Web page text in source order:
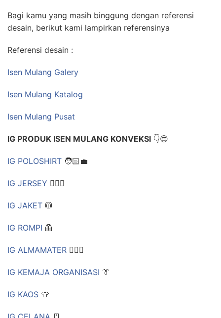
Bagi kamu yang masih binggung dengan referensi
desain, berikut kami lampirkan referensinya
Referensi desain :
Isen Mulang Galery
Isen Mulang Katalog
Isen Mulang Pusat
IG PRODUK ISEN MULANG KONVEKSI 👇😍
IG POLOSHIRT 🧑🏻‍💼
IG JERSEY 🏃🏻‍♀
IG JAKET 🧥
IG ROMPI 🦺
IG ALMAMATER 🕵🏼‍♀
IG KEMAJA ORGANISASI 👔
IG KAOS 👕